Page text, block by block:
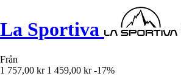
La Sportiva
Från
1 757,00 kr 1 459,00 kr -17%